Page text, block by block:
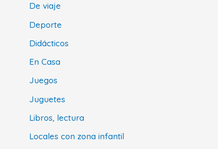
De viaje
Deporte
Didácticos
En Casa
Juegos
Juguetes
Libros, lectura
Locales con zona infantil